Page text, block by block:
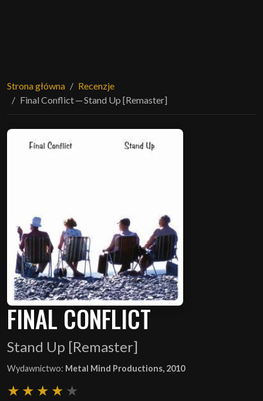
Strona główna
Recenzje
Final Conflict ─ Stand Up [Remaster]
FINAL CONFLICT
Stand Up [Remaster]
Wydawnictwo: Metal Mind Productions, 2010